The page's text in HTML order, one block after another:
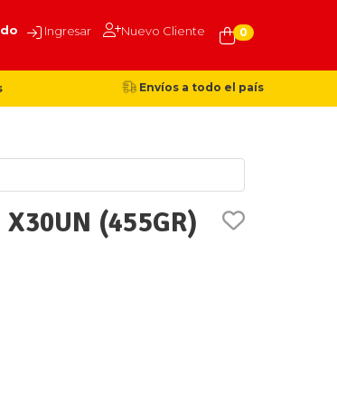
Ingresar Nuevo Cliente 0
Envíos a todo el país
X30UN (455GR)